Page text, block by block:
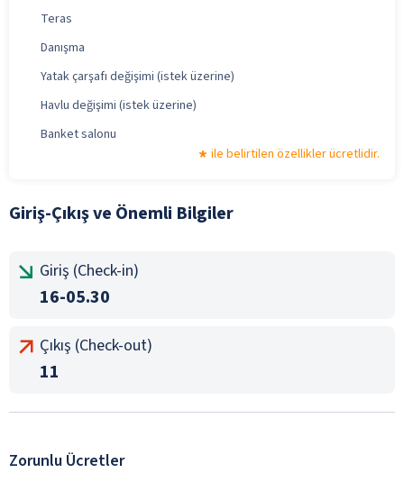
Teras
Danışma
Yatak çarşafı değişimi (istek üzerine)
Havlu değişimi (istek üzerine)
Banket salonu
ile belirtilen özellikler ücretlidir.
Giriş-Çıkış ve Önemli Bilgiler
Giriş (Check-in)
16-05.30
Çıkış (Check-out)
11
Zorunlu Ücretler